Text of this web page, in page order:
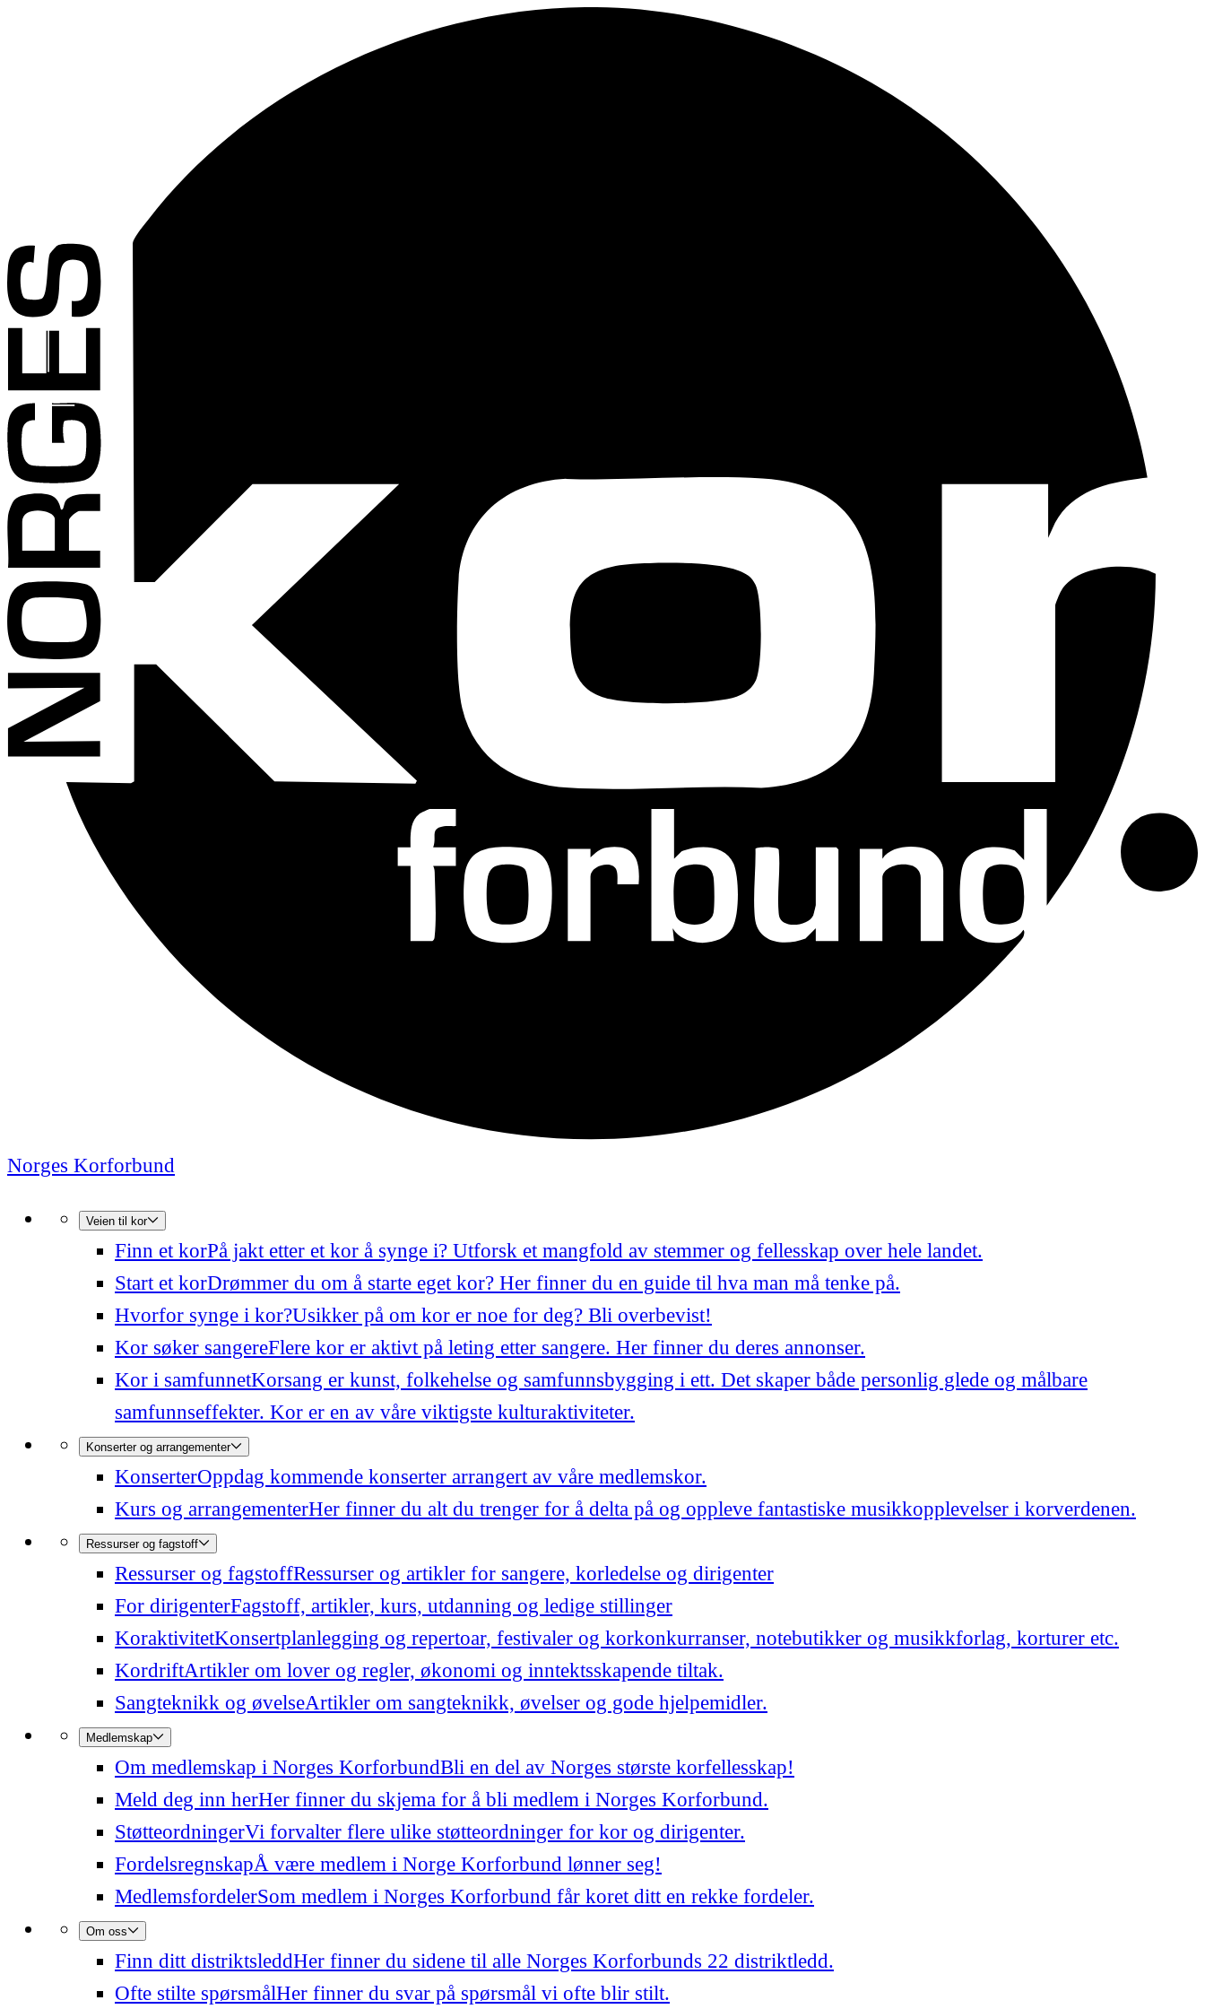
Norges Korforbund
Veien til kor
Finn et korPå jakt etter et kor å synge i? Utforsk et mangfold av stemmer og fellesskap over hele landet.
Start et korDrømmer du om å starte eget kor? Her finner du en guide til hva man må tenke på.
Hvorfor synge i kor?Usikker på om kor er noe for deg? Bli overbevist!
Kor søker sangereFlere kor er aktivt på leting etter sangere. Her finner du deres annonser.
Kor i samfunnetKorsang er kunst, folkehelse og samfunnsbygging i ett. Det skaper både personlig glede og målbare
samfunnseffekter. Kor er en av våre viktigste kulturaktiviteter.
Konserter og arrangementer
KonserterOppdag kommende konserter arrangert av våre medlemskor.
Kurs og arrangementerHer finner du alt du trenger for å delta på og oppleve fantastiske musikkopplevelser i korverdenen.
Ressurser og fagstoff
Ressurser og fagstoffRessurser og artikler for sangere, korledelse og dirigenter
For dirigenterFagstoff, artikler, kurs, utdanning og ledige stillinger
KoraktivitetKonsertplanlegging og repertoar, festivaler og korkonkurranser, notebutikker og musikkforlag, korturer etc.
KordriftArtikler om lover og regler, økonomi og inntektsskapende tiltak.
Sangteknikk og øvelseArtikler om sangteknikk, øvelser og gode hjelpemidler.
Medlemskap
Om medlemskap i Norges KorforbundBli en del av Norges største korfellesskap!
Meld deg inn herHer finner du skjema for å bli medlem i Norges Korforbund.
StøtteordningerVi forvalter flere ulike støtteordninger for kor og dirigenter.
FordelsregnskapÅ være medlem i Norge Korforbund lønner seg!
MedlemsfordelerSom medlem i Norges Korforbund får koret ditt en rekke fordeler.
Om oss
Finn ditt distriktsleddHer finner du sidene til alle Norges Korforbunds 22 distriktledd.
Ofte stilte spørsmålHer finner du svar på spørsmål vi ofte blir stilt.